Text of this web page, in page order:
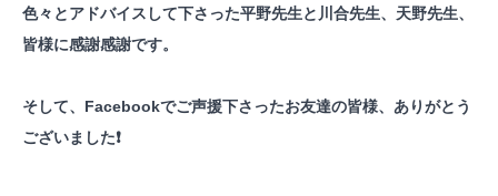
色々とアドバイスして下さった平野先生と川合先生、天野先生、
皆様に感謝感謝です。
そして、Facebookでご声援下さったお友達の皆様、ありがとう
ございました❗️